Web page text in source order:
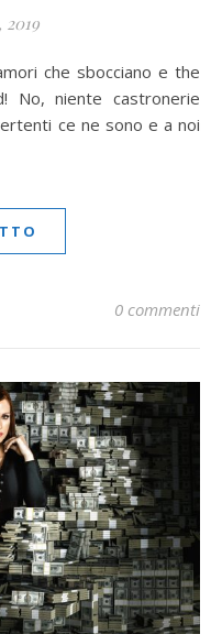
2019
No, niente castronerie
ce ne sono e a noi
0 commenti